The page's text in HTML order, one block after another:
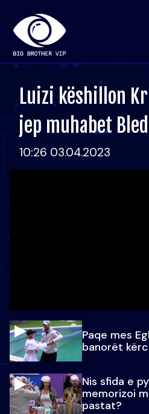
Luizi këshillon
jep muhabet
10:26 03.04.2023
Paqe mes
banorët
Nis sfida e
memorizoi
pastat?